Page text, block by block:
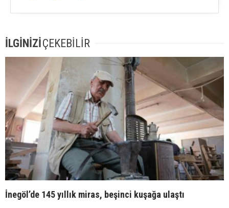
İLGİNİZİÇEKEBİLİR
İnegöl’de 145 yıllık miras, beşinci kuşağa ulaştı